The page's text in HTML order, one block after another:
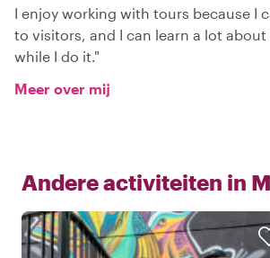
I enjoy working with tours because I
to visitors, and I can learn a lot
while I do it."
Meer over mij
Andere activiteiten in